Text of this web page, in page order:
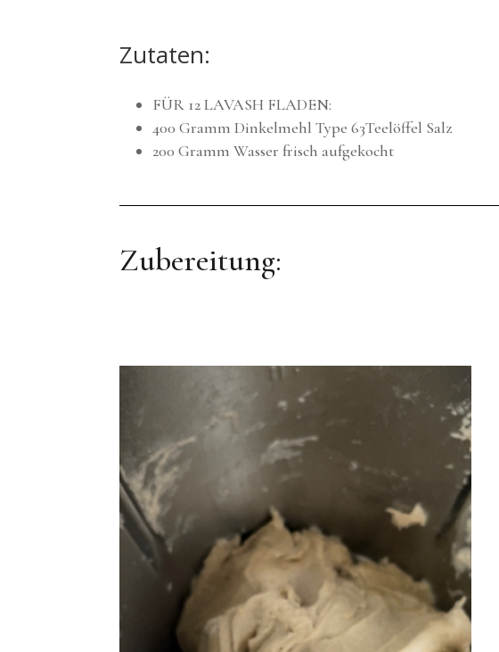
Zutaten:
FÜR 12 LAVASH FLADEN:
400 Gramm Dinkelmehl Type 63Teelöffel Salz
200 Gramm Wasser frisch aufgekocht
Zubereitung: